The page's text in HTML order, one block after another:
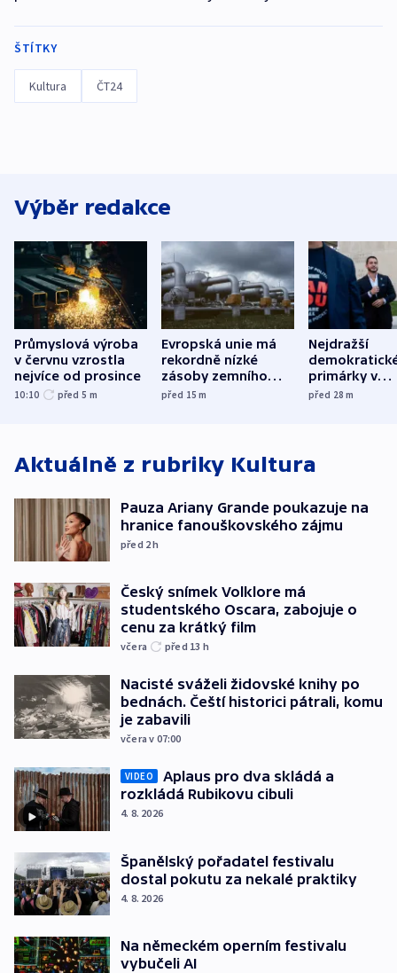
ŠTÍTKY
Kultura ČT24
Výběr redakce
Průmyslová výroba
v červnu vzrostla
nejvíce od prosince
10:10 před 5 m
Evropská unie má
rekordně nízké
zásoby zemního
plynu
před 15m
Nejdražší
primárky v
Michiganu
před 28m
Aktuálně z rubriky Kultura
Pauza Ariany Grande poukazuje na
hranice fanouškovského zájmu
před 2h
Český snímek Volklore má
studentského Oscara, zabojuje o
cenu za krátký film
včera před 13 h
Nacisté sváželi židovské knihy po
bednách. Čeští historici pátrali, komu
je zabavili
včera v 07:00
VIDEO
Aplaus pro dva skládá a
rozkládá Rubikovu cibuli
4. 8. 2026
Španělský pořadatel festivalu
dostal pokutu za nekalé praktiky
4. 8. 2026
Na německém operním festivalu
vybučeli AI